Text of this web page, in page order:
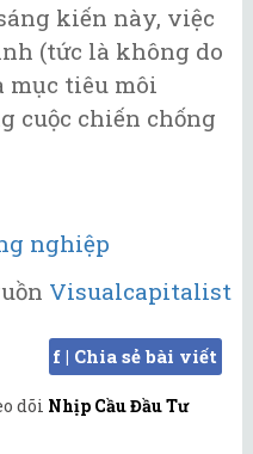
kiến này, việc
(tức là không do
mục tiêu môi
cuộc chiến chống
nghiệp
Visualcapitalist
f | Chia sẻ bài viết
dõi Nhịp Cầu Đầu Tư